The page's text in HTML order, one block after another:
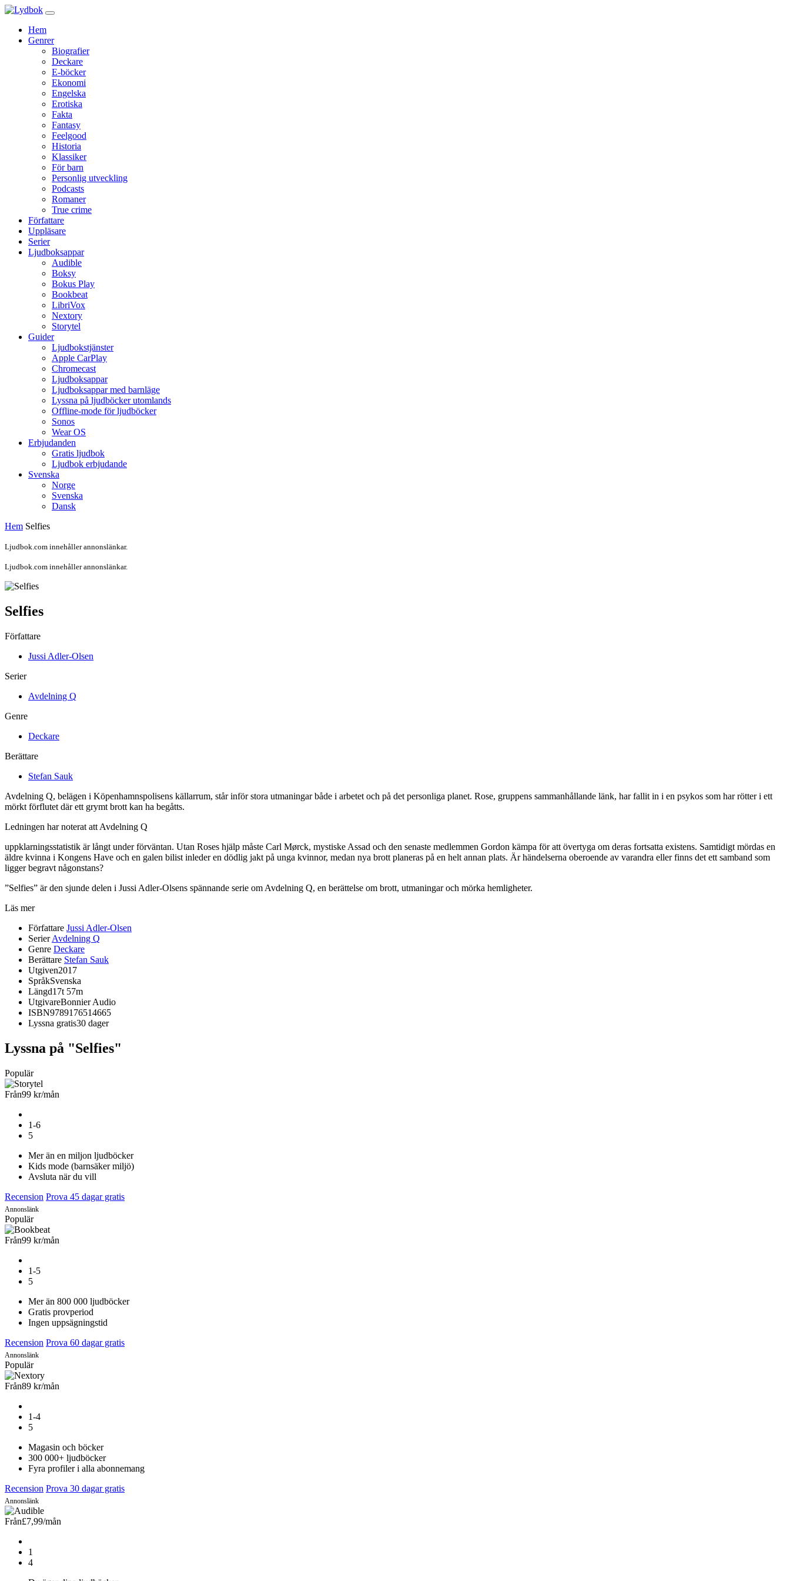
Hem
Genrer
Biografier
Deckare
E-böcker
Ekonomi
Engelska
Erotiska
Fakta
Fantasy
Feelgood
Historia
Klassiker
För barn
Personlig utveckling
Podcasts
Romaner
True crime
Författare
Uppläsare
Serier
Ljudboksappar
Audible
Boksy
Bokus Play
Bookbeat
LibriVox
Nextory
Storytel
Guider
Ljudbokstjänster
Apple CarPlay
Chromecast
Ljudboksappar
Ljudboksappar med barnläge
Lyssna på ljudböcker utomlands
Offline-mode för ljudböcker
Sonos
Wear OS
Erbjudanden
Gratis ljudbok
Ljudbok erbjudande
Svenska
Norge
Svenska
Dansk
Hem Selfies
Ljudbok.com innehåller annonslänkar.
Ljudbok.com innehåller annonslänkar.
Selfies
Författare
Jussi Adler-Olsen
Serier
Avdelning Q
Genre
Deckare
Berättare
Stefan Sauk
Avdelning Q, belägen i Köpenhamnspolisens källarrum, står inför stora utmaningar både i arbetet och på det personliga planet. Rose, gruppens sammanhållande länk, har fallit in i en psykos som har rötter i ett
mörkt förflutet där ett grymt brott kan ha begåtts.
Ledningen har noterat att Avdelning Q
uppklarningsstatistik är långt under förväntan. Utan Roses hjälp måste Carl Mørck, mystiske Assad och den senaste medlemmen Gordon kämpa för att övertyga om deras fortsatta existens. Samtidigt mördas en
äldre kvinna i Kongens Have och en galen bilist inleder en dödlig jakt på unga kvinnor, medan nya brott planeras på en helt annan plats. Är händelserna oberoende av varandra eller finns det ett samband som
ligger begravt någonstans?
”Selfies” är den sjunde delen i Jussi Adler-Olsens spännande serie om Avdelning Q, en berättelse om brott, utmaningar och mörka hemligheter.
Läs mer
Författare Jussi Adler-Olsen
Serier Avdelning Q
Genre Deckare
Berättare Stefan Sauk
Utgiven2017
SpråkSvenska
Längd17t 57m
UtgivareBonnier Audio
ISBN9789176514665
Lyssna gratis30 dager
Lyssna på "Selfies"
Populär
Från99 kr/mån
1-6
5
Mer än en miljon ljudböcker
Kids mode (barnsäker miljö)
Avsluta när du vill
Recension Prova 45 dagar gratis
Annonslänk
Populär
Från99 kr/mån
1-5
5
Mer än 800 000 ljudböcker
Gratis provperiod
Ingen uppsägningstid
Recension Prova 60 dagar gratis
Annonslänk
Populär
Från89 kr/mån
1-4
5
Magasin och böcker
300 000+ ljudböcker
Fyra profiler i alla abonnemang
Recension Prova 30 dagar gratis
Annonslänk
Från£7,99/mån
1
4